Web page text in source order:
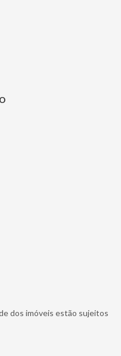
dos imóveis estão sujeitos